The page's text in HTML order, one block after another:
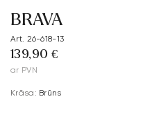
BRAVA
Art. 26-618-13
139,90 €
ar PVN
Krāsa: Brūns